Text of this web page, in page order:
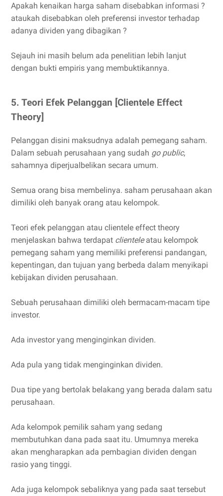
Apakah kenaikan harga saham disebabkan informasi ?
ataukah disebabkan oleh preferensi investor terhadap
adanya dividen yang dibagikan ?
Sejauh ini masih belum ada penelitian lebih lanjut
dengan bukti empiris yang membuktikannya.
5. Teori Efek Pelanggan [Clientele Effect
Theory]
Pelanggan disini maksudnya adalah pemegang saham.
Dalam sebuah perusahaan yang sudah go public,
sahamnya diperjualbelikan secara umum.
Semua orang bisa membelinya. saham perusahaan akan
dimiliki oleh banyak orang atau kelompok.
Teori efek pelanggan atau clientele effect theory
menjelaskan bahwa terdapat clienteleatau kelompok
pemegang saham yang memiliki preferensi pandangan,
kepentingan, dan tujuan yang berbeda dalam menyikapi
kebijakan dividen perusahaan.
Sebuah perusahaan dimiliki oleh bermacam-macam tipe
investor.
Ada investor yang menginginkan dividen.
Ada pula yang tidak menginginkan dividen.
Dua tipe yang bertolak belakang yang berada dalam satu
perusahaan.
Ada kelompok pemilik saham yang sedang
membutuhkan dana pada saat itu. Umumnya mereka
akan mengharapkan ada pembagian dividen dengan
rasio yang tinggi.
Ada juga kelompok sebaliknya yang pada saat tersebut